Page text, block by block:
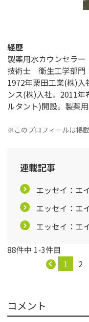
経歴
製薬用水カウンセラー
技術士 衛生工学部門
1972年栗田工業(株)
ンス(株)入社。2011
ルタント)開設。製薬
※このプロフィールは掲
連載記事
エッセイ：エ
エッセイ：エ
エッセイ：エ
88件中 1-3件目
1
2
コメント